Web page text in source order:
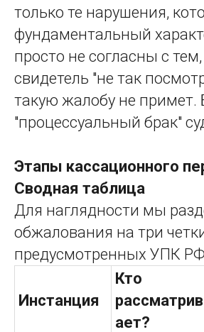
только те нарушения,
фундаментальный
просто не согласны с тем,
свидетель "не так
такую жалобу не примет.
"процессуальный брак"
Этапы кассационного
Сводная таблица
Для наглядности мы
обжалования на три
предусмотренных УПК
Инстанция
Кто
рассматрив
ает?